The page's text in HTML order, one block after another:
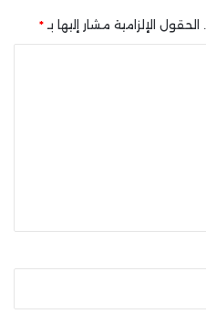
الحقول الإلزامية مشار إليها بـ *